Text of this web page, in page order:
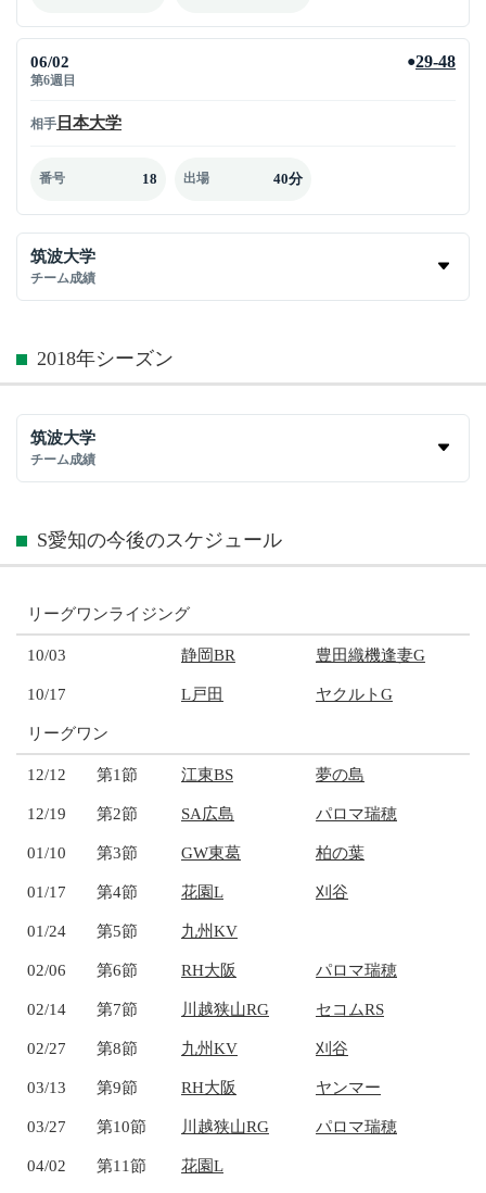
06/02
第6週目
●29-48
相手 日本大学
番号 18 出場 40分
筑波大学
チーム成績
2018年シーズン
筑波大学
チーム成績
S愛知の今後のスケジュール
リーグワンライジング
10/03 静岡BR 豊田織機逢妻G
10/17 L戸田 ヤクルトG
リーグワン
12/12 第1節 江東BS 夢の島
12/19 第2節 SA広島 パロマ瑞穂
01/10 第3節 GW東葛 柏の葉
01/17 第4節 花園L 刈谷
01/24 第5節 九州KV
02/06 第6節 RH大阪 パロマ瑞穂
02/14 第7節 川越狭山RG セコムRS
02/27 第8節 九州KV 刈谷
03/13 第9節 RH大阪 ヤンマー
03/27 第10節 川越狭山RG パロマ瑞穂
04/02 第11節 花園L